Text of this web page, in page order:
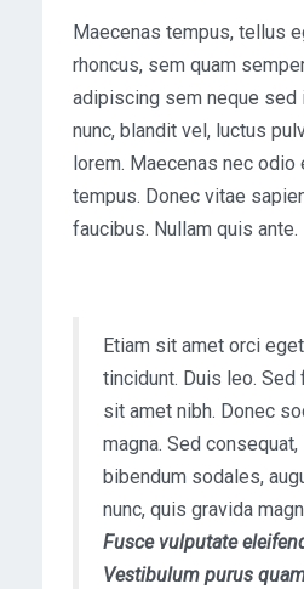
Maecenas tempus, tellus
rhoncus, sem quam
adipiscing sem neque sed
nunc, blandit vel, luctus
lorem. Maecenas nec
tempus. Donec vitae
faucibus. Nullam quis ante.
Etiam sit amet orci
tincidunt. Duis leo. Sed
sit amet nibh. Donec
magna. Sed
bibendum sodales,
nunc, quis gravida
Fusce vulputate
Vestibulum purus